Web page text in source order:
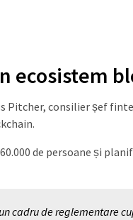
ecosistem
Pitcher, consilier șef
de persoane și
cadru de reglementare